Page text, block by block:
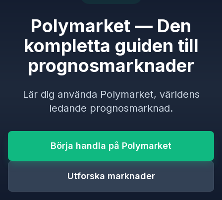
Polymarket — Den
kompletta guiden till
prognosmarknader
Lär dig använda Polymarket, världens
ledande prognosmarknad.
Börja handla på Polymarket
Utforska marknader